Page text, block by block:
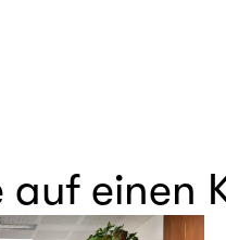
auf einen